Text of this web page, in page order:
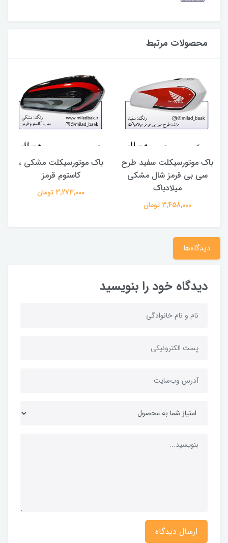
محصولات مرتبط
باک موتورسیکلت سفید طرح
سی بی قرمز شال مشکی
میلادباک
3,458,000 تومان
باک موتورسیکلت مشکی ،
کاستوم قرمز
3,273,000 تومان
دیدگاه‌ها
دیدگاه خود را بنویسید
ارسال دیدگاه